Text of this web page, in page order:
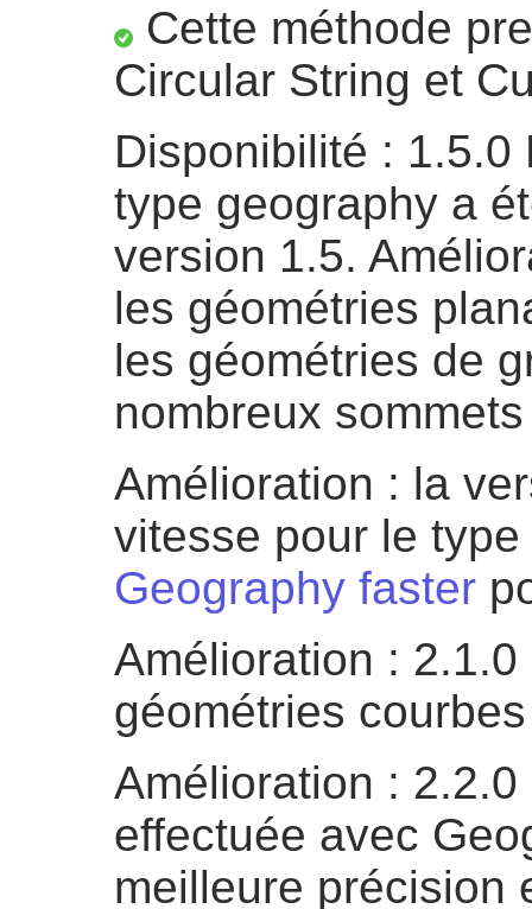
Cette méthode
Circular String et
Disponibilité :
type geography a
version 1.5.
les géométries
les géométries de
nombreux sommets
Amélioration : la
vitesse pour le
Geography faster
Amélioration :
géométries
Amélioration :
effectuée avec
meilleure précision